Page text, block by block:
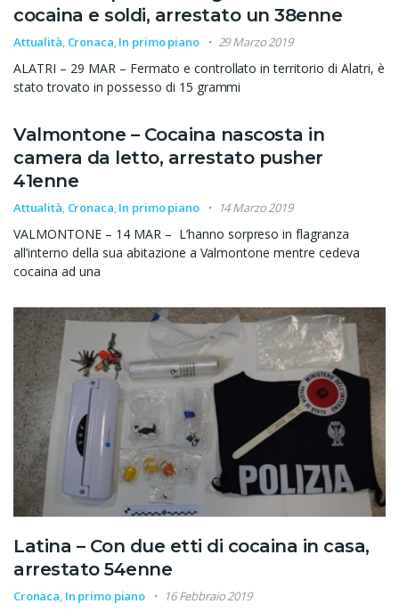
cocaina e soldi, arrestato un 38enne
Attualità, Cronaca,In primo piano 29 Marzo 2019
ALATRI – 29 MAR – Fermato e controllato in territorio di Alatri, è
stato trovato in possesso di 15 grammi
Valmontone – Cocaina nascosta in
camera da letto, arrestato pusher
41enne
Attualità, Cronaca,In primo piano 14 Marzo 2019
VALMONTONE – 14 MAR – L’hanno sorpreso in flagranza
all’interno della sua abitazione a Valmontone mentre cedeva
cocaina ad una
Latina – Con due etti di cocaina in casa,
arrestato 54enne
Cronaca, In primo piano 16 Febbraio 2019